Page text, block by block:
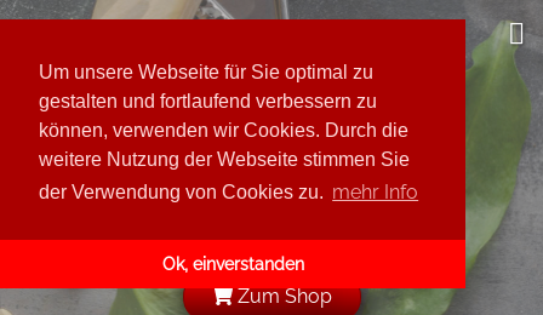
Um unsere Webseite für Sie optimal zu
gestalten und fortlaufend verbessern zu
können, verwenden wir Cookies. Durch die
weitere Nutzung der Webseite stimmen Sie
der Verwendung von Cookies zu. mehr Info
Ok, einverstanden
Zum Shop
Über uns
Sortimentvorschau
Rodnaja Derewnja
Kunde werden